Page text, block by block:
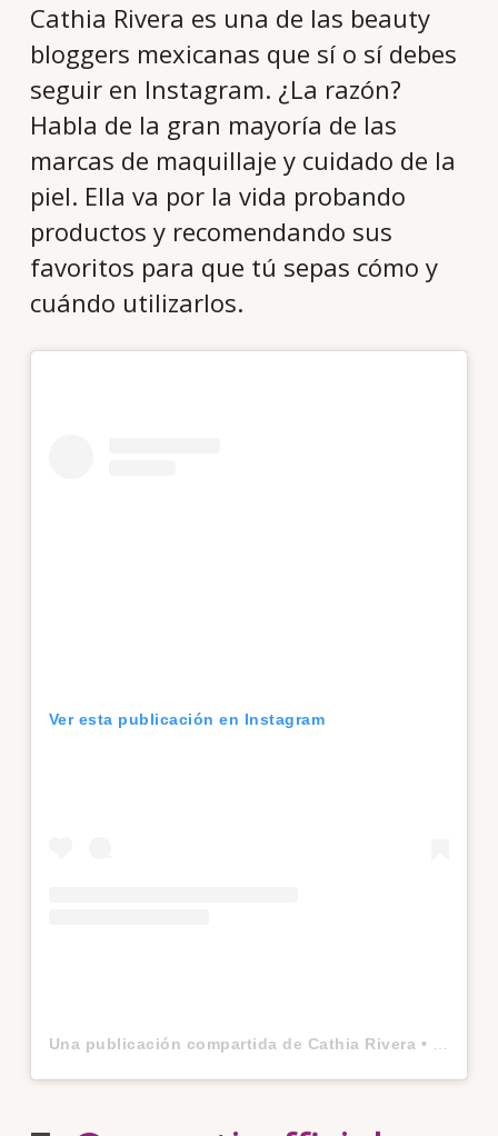
Cathia Rivera es una de las beauty
bloggers mexicanas que sí o sí debes
seguir en Instagram. ¿La razón?
Habla de la gran mayoría de las
marcas de maquillaje y cuidado de la
piel. Ella va por la vida probando
productos y recomendando sus
favoritos para que tú sepas cómo y
cuándo utilizarlos.
Ver esta publicación en Instagram